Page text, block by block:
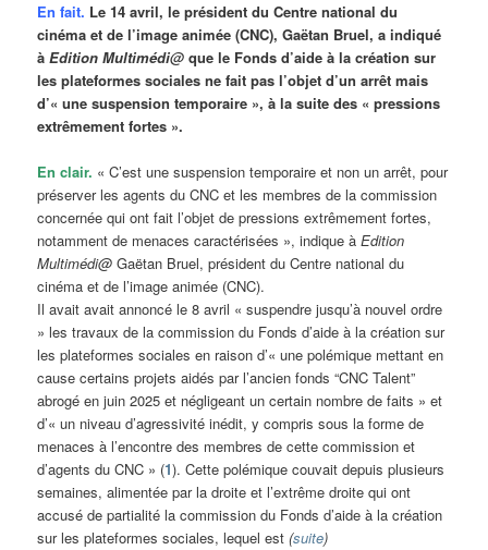
En fait. Le 14 avril, le président du Centre national du
cinéma et de l’image animée (CNC), Gaëtan Bruel, a indiqué
àEdition Multimédi@ que le Fonds d’aide à la création sur
les plateformes sociales ne fait pas l’objet d’un arrêt mais
d’« une suspension temporaire », à la suite des « pressions
extrêmement fortes ».
En clair. « C’est une suspension temporaire et non un arrêt, pour
préserver les agents du CNC et les membres de la commission
concernée qui ont fait l’objet de pressions extrêmement fortes,
notamment de menaces caractérisées », indique àEdition
Multimédi@ Gaëtan Bruel, président du Centre national du
cinéma et de l’image animée (CNC).
Il avait avait annoncé le 8 avril « suspendre jusqu’à nouvel ordre
» les travaux de la commission du Fonds d’aide à la création sur
les plateformes sociales en raison d’« une polémique mettant en
cause certains projets aidés par l’ancien fonds “CNC Talent”
abrogé en juin 2025 et négligeant un certain nombre de faits » et
d’« un niveau d’agressivité inédit, y compris sous la forme de
menaces à l’encontre des membres de cette commission et
d’agents du CNC » (1). Cette polémique couvait depuis plusieurs
semaines, alimentée par la droite et l’extrême droite qui ont
accusé de partialité la commission du Fonds d’aide à la création
sur les plateformes sociales, lequel est(suite)